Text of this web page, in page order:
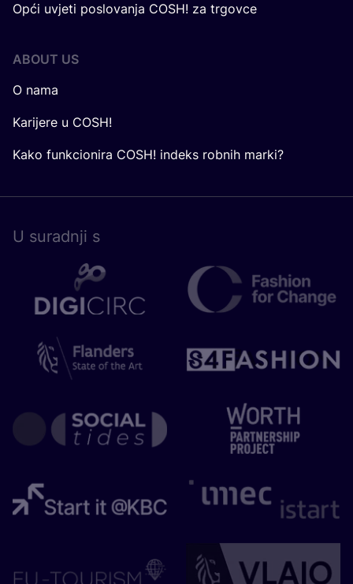
Opći uvjeti poslovanja COSH! za trgovce
ABOUT US
O nama
Karijere u COSH!
Kako funkcionira COSH! indeks robnih marki?
U surad­nji s